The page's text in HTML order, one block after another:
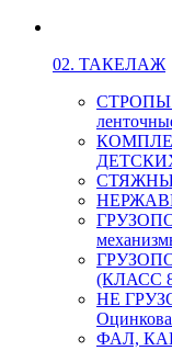
02. ТАКЕЛАЖ
СТРОПЫ
(КЛАСС
НЕ
ФАЛ,